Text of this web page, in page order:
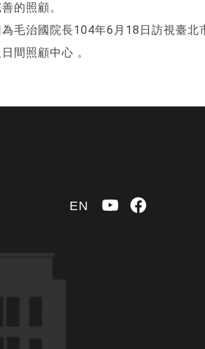
的照顧。
為毛治國院長104年6月18日訪視臺北
日間照顧中心 。
EN YouTubeFacebook